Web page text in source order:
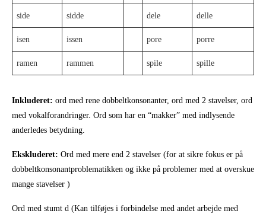
side sidde dele delle
isen issen pore porre
ramen rammen spile spille
Inkluderet: ord med rene dobbeltkonsonanter, ord med 2 stavelser, ord
med vokalforandringer. Ord som har en “makker” med indlysende
anderledes betydning.
Ekskluderet: Ord med mere end 2 stavelser (for at sikre fokus er på
dobbeltkonsonantproblematikken og ikke på problemer med at overskue
mange stavelser )
Ord med stumt d (Kan tilføjes i forbindelse med andet arbejde med